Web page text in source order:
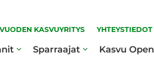
VUODEN KASVUYRITYS YHTEYSTIEDOT
Sparraajat Kasvu Open